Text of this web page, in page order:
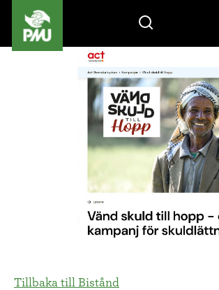
Tillbaka till Bistånd